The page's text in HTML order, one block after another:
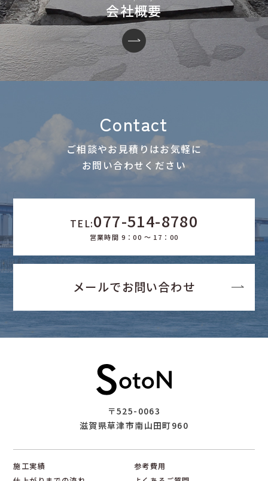
会社概要
Contact
ご相談やお見積りはお気軽に
お問い合わせください
TEL:077-514-8780
営業時間 9：00 ～ 17：00
メールでお問い合わせ
〒525-0063
滋賀県草津市南山田町960
施工実績
参考費用